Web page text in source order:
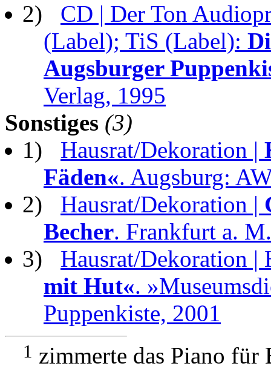
2) CD | Der Ton
(Label); TiS (Label):
Augsburger
Verlag, 1995
Sonstiges (3)
1) Hausrat/Dekoration |
Fäden«. Augsburg:
2) Hausrat/Dekoration |
Becher. Frankfurt a.
3) Hausrat/Dekoration |
mit Hut«.
Puppenkiste, 2001
1 zimmerte das Piano für